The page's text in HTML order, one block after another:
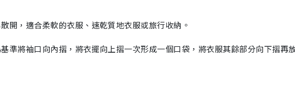
開，適合柔軟的衣服、速乾質地衣服或旅行收納。
準將袖口向內摺，將衣擺向上摺一次形成一個口袋，將衣服其餘部分向下摺再